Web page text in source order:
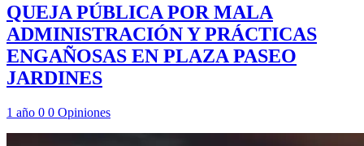
QUEJA PÚBLICA POR MALA
ADMINISTRACIÓN Y PRÁCTICAS
ENGAÑOSAS EN PLAZA PASEO
JARDINES
1 año 0 0 Opiniones